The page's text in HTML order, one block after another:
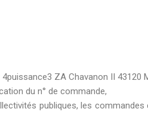
ZA Chavanon II 43120
du n° de commande,
publiques, les